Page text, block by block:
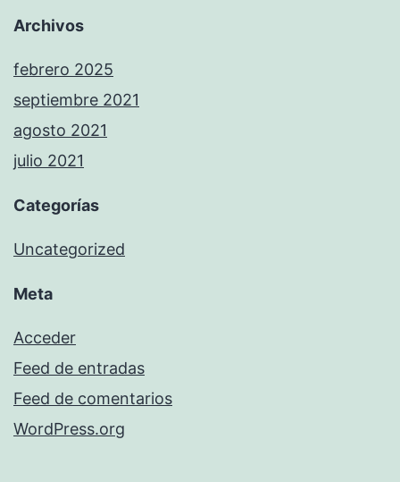
Archivos
febrero 2025
septiembre 2021
agosto 2021
julio 2021
Categorías
Uncategorized
Meta
Acceder
Feed de entradas
Feed de comentarios
WordPress.org